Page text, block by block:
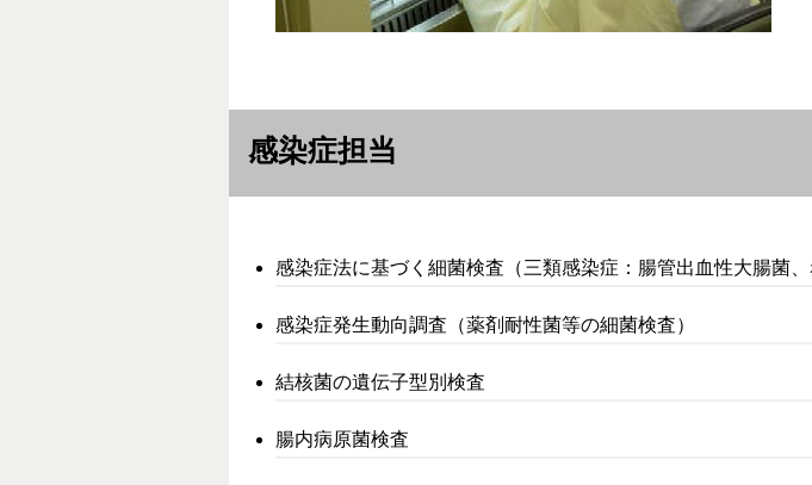
感染症担当
感染症法に基づく細菌検査（三類感染症：腸管出血性大腸菌、
感染症発生動向調査（薬剤耐性菌等の細菌検査）
結核菌の遺伝子型別検査
腸内病原菌検査